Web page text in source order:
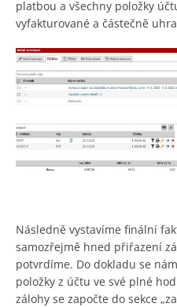
platbou a všechny položky
vyfakturované a částečně
Následně vystavíme finální
samozřejmě hned přiřazení
potvrdíme. Do dokladu se
položky z účtu ve své plné
zálohy se započte do sekce